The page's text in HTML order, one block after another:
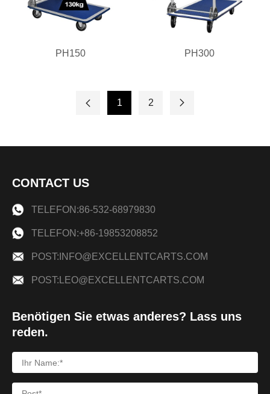
PH150 PH300
1 2
CONTACT US
TELEFON:86-532-68979830
TELEFON:+86-19853208852
POST:INFO@EXCELLENTCARTS.COM
POST:LEO@EXCELLENTCARTS.COM
Benötigen Sie etwas anderes? Lass uns
reden.